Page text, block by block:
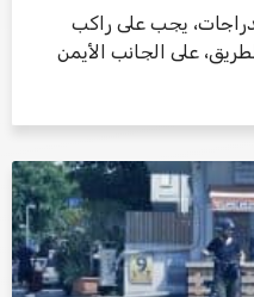
يجب على راكب
على الجانب الأيمن